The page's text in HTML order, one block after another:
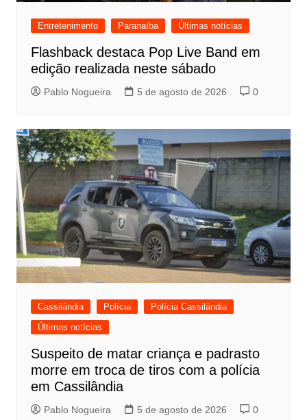
Entretenimento Paranaíba Últimas notícias
Flashback destaca Pop Live Band em
edição realizada neste sábado
Pablo Nogueira 5 de agosto de 2026 0
Cassilândia Polícia
Polícia Cassilândia
Últimas notícias
Suspeito de matar criança e padrasto
morre em troca de tiros com a polícia
em Cassilândia
Pablo Nogueira 5 de agosto de 2026 0